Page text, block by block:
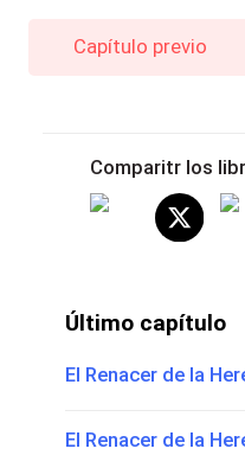
Capítulo previo
Comparitr los
Último capítulo
El Renacer de la
El Renacer de la